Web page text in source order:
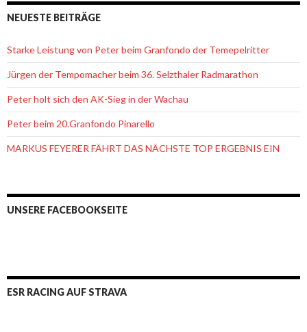
NEUESTE BEITRÄGE
Starke Leistung von Peter beim Granfondo der Temepelritter
Jürgen der Tempomacher beim 36. Selzthaler Radmarathon
Peter holt sich den AK-Sieg in der Wachau
Peter beim 20.Granfondo Pinarello
MARKUS FEYERER FÄHRT DAS NÄCHSTE TOP ERGEBNIS EIN
UNSERE FACEBOOKSEITE
ESR RACING AUF STRAVA